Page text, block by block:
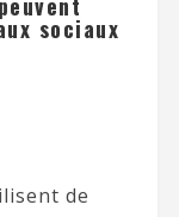
sociaux
de